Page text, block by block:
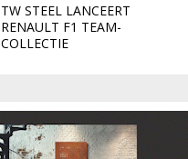
TW STEEL LANCEERT
RENAULT F1 TEAM-
COLLECTIE